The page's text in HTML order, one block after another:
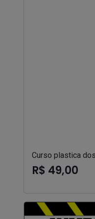
Curso plastica
R$ 49,00